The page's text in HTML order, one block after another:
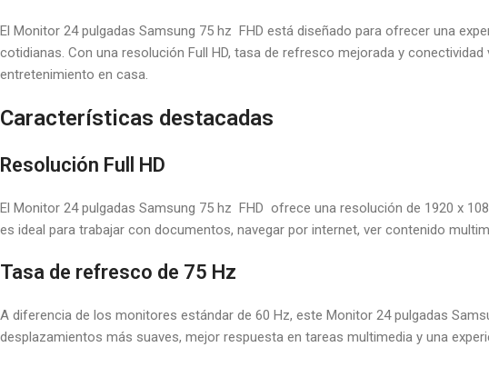
El Monitor 24 pulgadas Samsung 75 hz FHD está diseñado para ofrecer una
cotidianas. Con una resolución Full HD, tasa de refresco mejorada y
entretenimiento en casa.
Características destacadas
Resolución Full HD
El Monitor 24 pulgadas Samsung 75 hz FHD ofrece una resolución de 1920 x
es ideal para trabajar con documentos, navegar por internet, ver contenido
Tasa de refresco de 75 Hz
A diferencia de los monitores estándar de 60 Hz, este Monitor 24 pulgadas
desplazamientos más suaves, mejor respuesta en tareas multimedia y una